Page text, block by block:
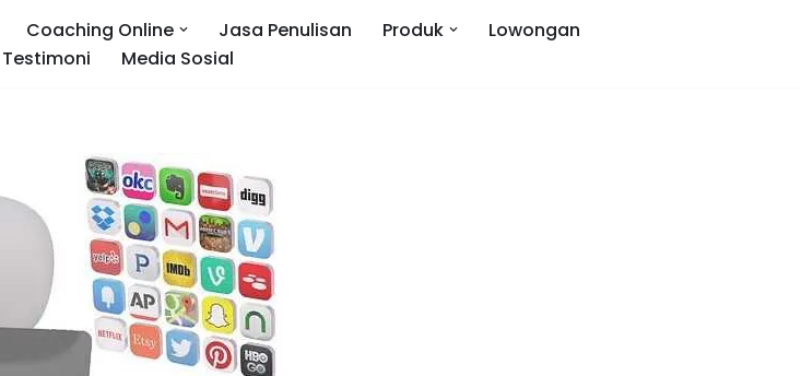
Coaching Online Jasa Penulisan Produk
Lowongan
Testimoni Media Sosial